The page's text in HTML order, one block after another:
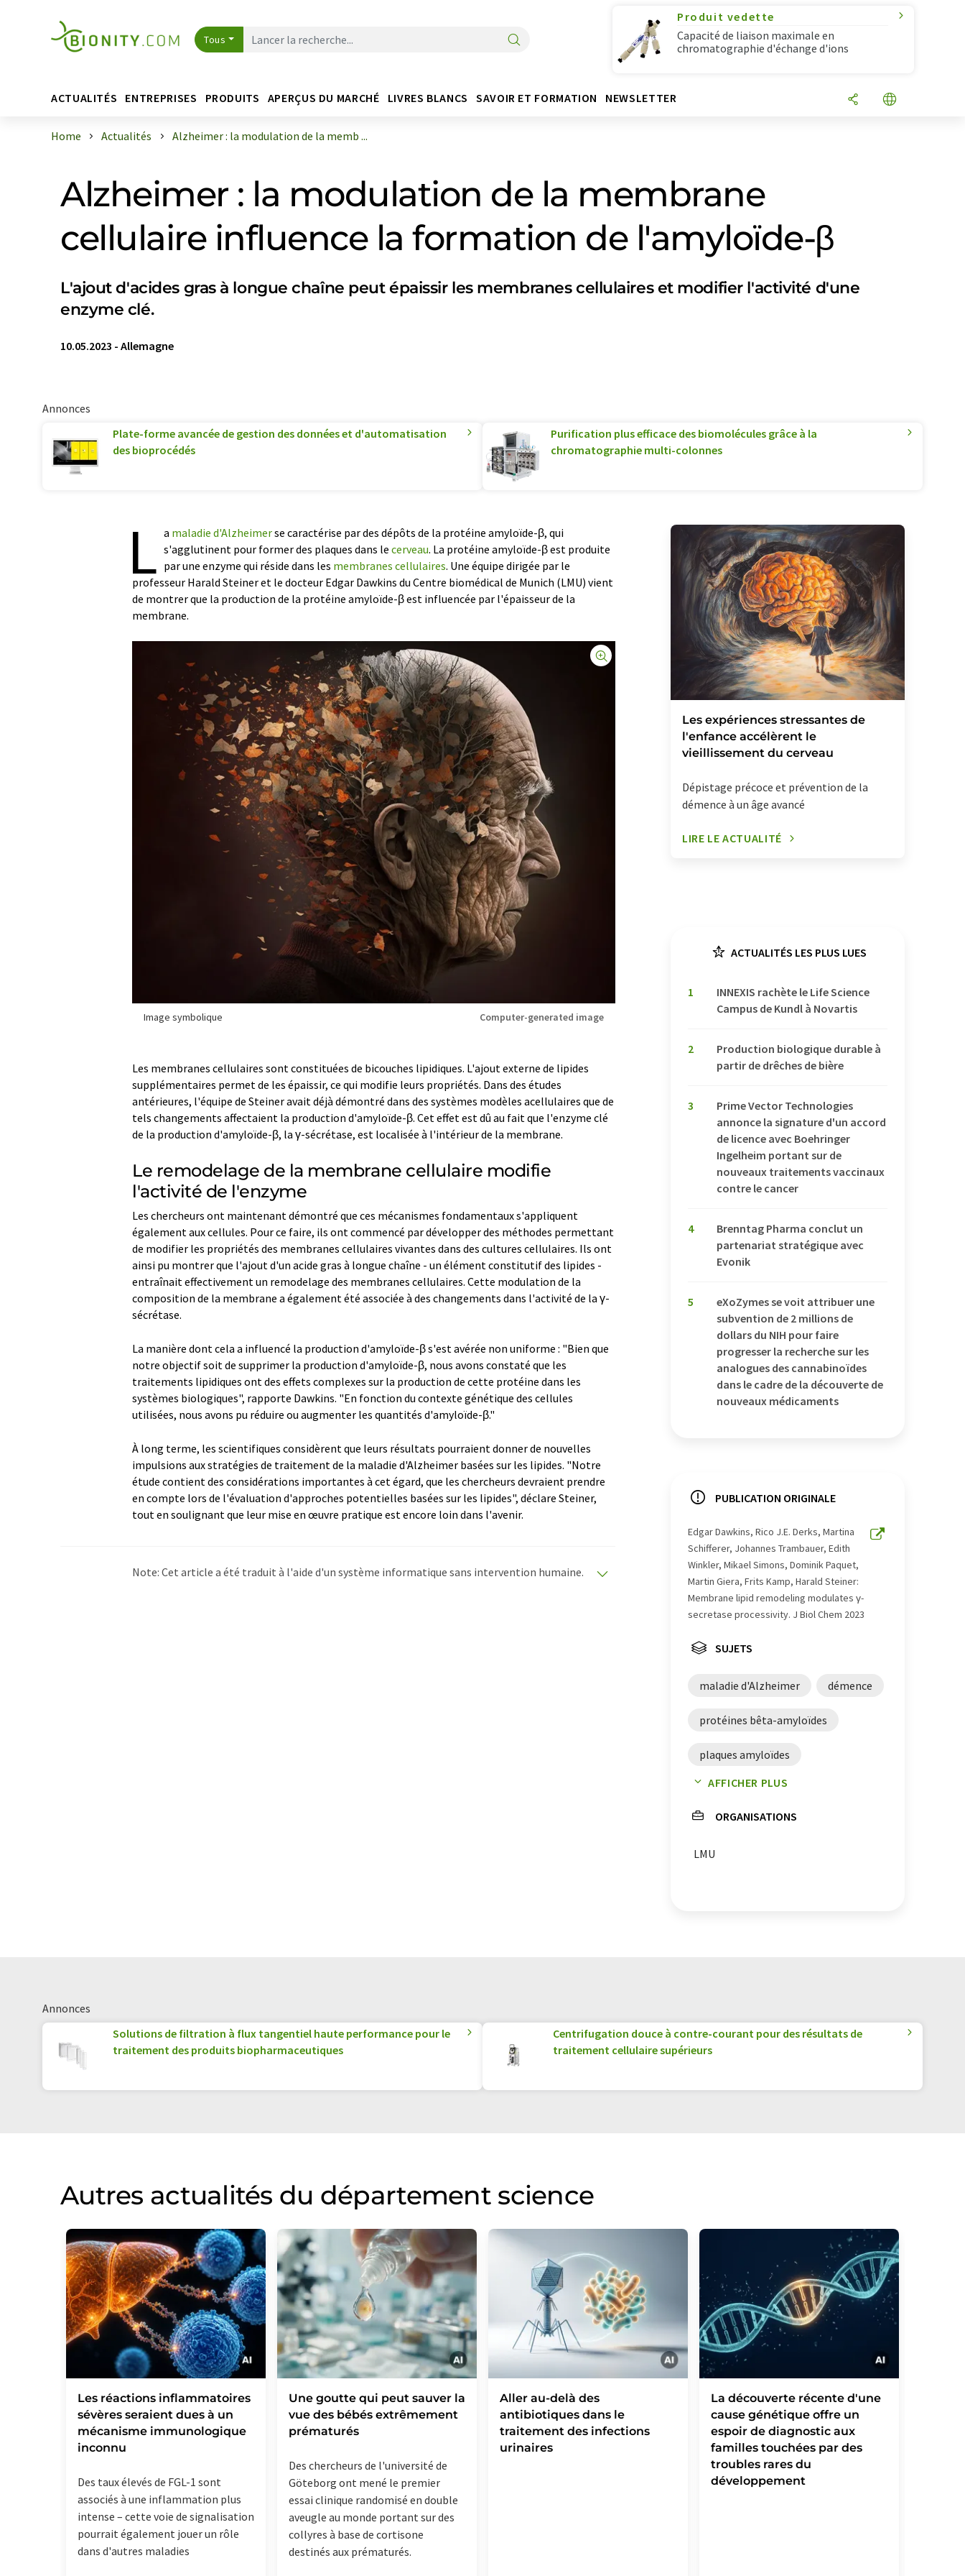
Tous
Produit vedette
Capacité de liaison maximale en
chromatographie d'échange d'ions
ACTUALITÉS ENTREPRISES PRODUITS APERÇUS DU MARCHÉ LIVRES BLANCS SAVOIR ET FORMATION NEWSLETTER
Home Actualités Alzheimer : la modulation de la memb ...
Alzheimer : la modulation de la membrane
cellulaire influence la formation de l'amyloïde-β
L'ajout d'acides gras à longue chaîne peut épaissir les membranes cellulaires et modifier l'activité d'une
enzyme clé.
10.05.2023 - Allemagne
Annonces
Plate-forme avancée de gestion des données et d'automatisation
des bioprocédés
Purification plus efficace des biomolécules grâce à la
chromatographie multi-colonnes
L a maladie d'Alzheimerse caractérise par des dépôts de la protéine amyloïde-β, qui
s'agglutinent pour former des plaques dans le cerveau. La protéine amyloïde-β est produite
par une enzyme qui réside dans les membranes cellulaires. Une équipe dirigée par le
professeur Harald Steiner et le docteur Edgar Dawkins du Centre biomédical de Munich (LMU) vient
de montrer que la production de la protéine amyloïde-β est influencée par l'épaisseur de la
membrane.
Image symbolique Computer-generated image
Les membranes cellulaires sont constituées de bicouches lipidiques. L'ajout externe de lipides
supplémentaires permet de les épaissir, ce qui modifie leurs propriétés. Dans des études
antérieures, l'équipe de Steiner avait déjà démontré dans des systèmes modèles acellulaires que de
tels changements affectaient la production d'amyloïde-β. Cet effet est dû au fait que l'enzyme clé
de la production d'amyloïde-β, la γ-sécrétase, est localisée à l'intérieur de la membrane.
Le remodelage de la membrane cellulaire modifie
l'activité de l'enzyme
Les chercheurs ont maintenant démontré que ces mécanismes fondamentaux s'appliquent
également aux cellules. Pour ce faire, ils ont commencé par développer des méthodes permettant
de modifier les propriétés des membranes cellulaires vivantes dans des cultures cellulaires. Ils ont
ainsi pu montrer que l'ajout d'un acide gras à longue chaîne - un élément constitutif des lipides -
entraînait effectivement un remodelage des membranes cellulaires. Cette modulation de la
composition de la membrane a également été associée à des changements dans l'activité de la γ-
sécrétase.
La manière dont cela a influencé la production d'amyloïde-β s'est avérée non uniforme : "Bien que
notre objectif soit de supprimer la production d'amyloïde-β, nous avons constaté que les
traitements lipidiques ont des effets complexes sur la production de cette protéine dans les
systèmes biologiques", rapporte Dawkins. "En fonction du contexte génétique des cellules
utilisées, nous avons pu réduire ou augmenter les quantités d'amyloïde-β."
À long terme, les scientifiques considèrent que leurs résultats pourraient donner de nouvelles
impulsions aux stratégies de traitement de la maladie d'Alzheimer basées sur les lipides. "Notre
étude contient des considérations importantes à cet égard, que les chercheurs devraient prendre
en compte lors de l'évaluation d'approches potentielles basées sur les lipides", déclare Steiner,
tout en soulignant que leur mise en œuvre pratique est encore loin dans l'avenir.
Note: Cet article a été traduit à l'aide d'un système informatique sans intervention humaine.
Les expériences stressantes de
l'enfance accélèrent le
vieillissement du cerveau
Dépistage précoce et prévention de la
démence à un âge avancé
LIRE LE ACTUALITÉ
ACTUALITÉS LES PLUS LUES
1
INNEXIS rachète le Life Science
Campus de Kundl à Novartis
2
Production biologique durable à
partir de drêches de bière
3
Prime Vector Technologies
annonce la signature d'un accord
de licence avec Boehringer
Ingelheim portant sur de
nouveaux traitements vaccinaux
contre le cancer
4
Brenntag Pharma conclut un
partenariat stratégique avec
Evonik
5
eXoZymes se voit attribuer une
subvention de 2 millions de
dollars du NIH pour faire
progresser la recherche sur les
analogues des cannabinoïdes
dans le cadre de la découverte de
nouveaux médicaments
PUBLICATION ORIGINALE
Edgar Dawkins, Rico J.E. Derks, Martina
Schifferer, Johannes Trambauer, Edith
Winkler, Mikael Simons, Dominik Paquet,
Martin Giera, Frits Kamp, Harald Steiner:
Membrane lipid remodeling modulates γ-
secretase processivity. J Biol Chem 2023
SUJETS
maladie d'Alzheimer démence
protéines bêta-amyloïdes
plaques amyloïdes
membranes cellulaires
cerveau lipides
activité enzymatique
AFFICHER PLUS
ORGANISATIONS
LMU
Annonces
Solutions de filtration à flux tangentiel haute performance pour le
traitement des produits biopharmaceutiques
Centrifugation douce à contre-courant pour des résultats de
traitement cellulaire supérieurs
Autres actualités du département science
Les réactions inflammatoires
sévères seraient dues à un
mécanisme immunologique
inconnu
Des taux élevés de FGL-1 sont
associés à une inflammation plus
intense – cette voie de signalisation
pourrait également jouer un rôle
dans d'autres maladies
Une goutte qui peut sauver la
vue des bébés extrêmement
prématurés
Des chercheurs de l'université de
Göteborg ont mené le premier
essai clinique randomisé en double
aveugle au monde portant sur des
collyres à base de cortisone
destinés aux prématurés.
Aller au-delà des
antibiotiques dans le
traitement des infections
urinaires
La découverte récente d'une
cause génétique offre un
espoir de diagnostic aux
familles touchées par des
troubles rares du
développement